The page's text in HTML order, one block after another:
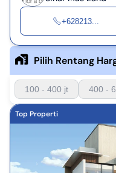
+628213...
Pilih Rentang
100 - 400 jt 400 -
Top Properti